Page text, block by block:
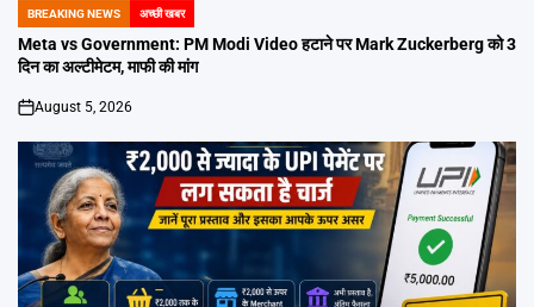
POSTED
IN
BREAKING NEWS अच्छी खबर
Meta vs Government: PM Modi Video हटाने पर Mark Zuckerberg को 3
दिन का अल्टीमेटम, माफी की मांग
on
August 5, 2026